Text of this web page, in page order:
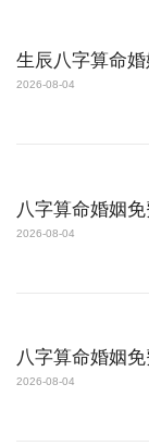
生辰八字算命
2026-08-04
八字算命婚姻
2026-08-04
八字算命婚姻
2026-08-04